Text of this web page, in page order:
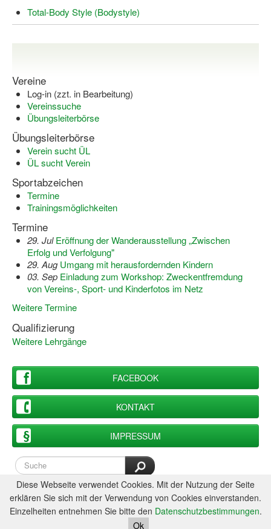
Bewegt ÄLTER werden in NRW!
Bewegungsmodel
SSB-Sport
Gymnastik und Entspannung für Frauen
Koronarsport
Seniorensport
Wassergymnastik / Aqua-Step
Reha-Sportangebote in NRW suchen
Sportjugend
Wir über uns "Leitbild"
Vorstand Sportjugend
Vereinsentwicklung – Zeig dein Profil
Kinder- und Jugendqualifizierung
Kinderschutz im Sport
Total-Body Style (Bodystyle)
Vereine
Log-in (zzt. in Bearbeitung)
Vereinssuche
Übungsleiterbörse
Übungsleiterbörse
Verein sucht ÜL
ÜL sucht Verein
Sportabzeichen
Termine
Trainingsmöglichkeiten
Termine
29. Jul Eröffnung der Wanderausstellung „Zwischen
Erfolg und Verfolgung"
29. Aug Umgang mit herausfordernden Kindern
03. Sep Einladung zum Workshop: Zweckentfremdung
von Vereins-, Sport- und Kinderfotos im Netz
Weitere Termine
Qualifizierung
Weitere Lehrgänge
FACEBOOK
KONTAKT
IMPRESSUM
Diese Webseite verwendet Cookies. Mit der Nutzung der Seite
erklären Sie sich mit der Verwendung von Cookies einverstanden.
Einzelheiten entnehmen Sie bitte den Datenschutzbestimmungen.
Ok